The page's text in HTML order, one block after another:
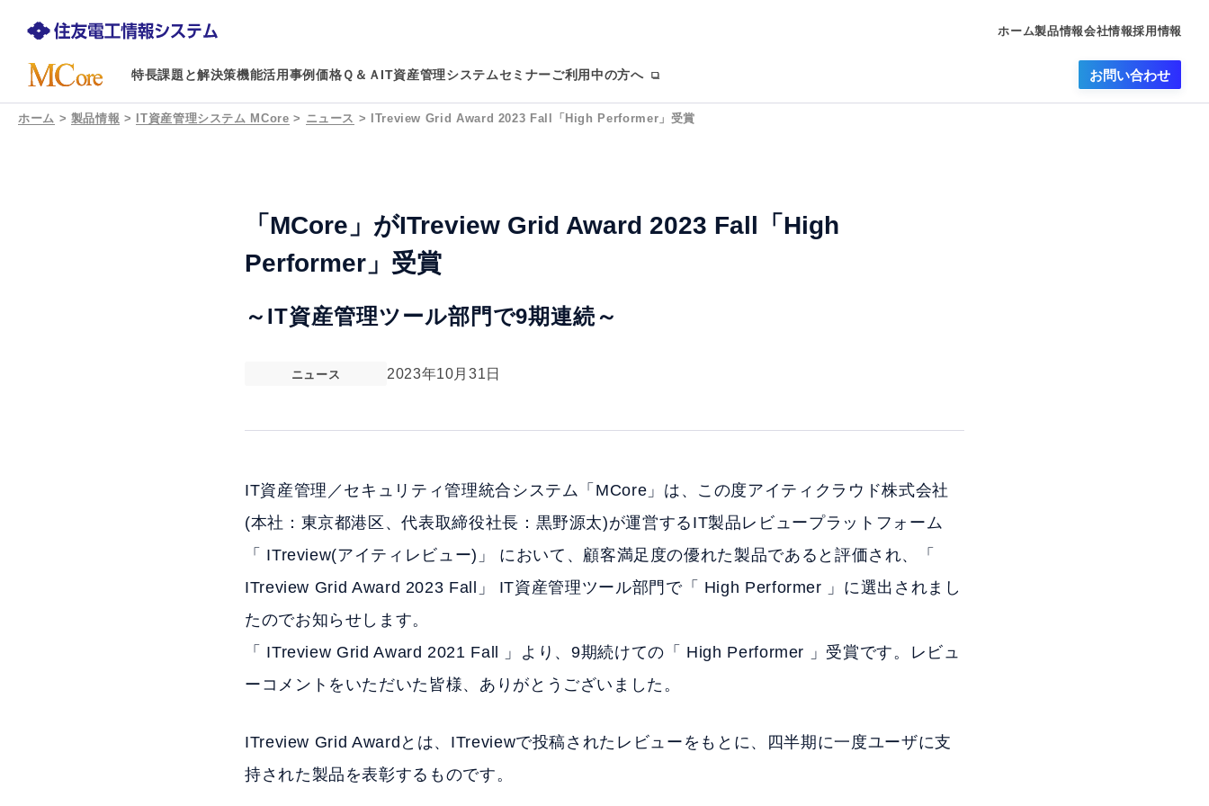
ホーム製品情報会社情報採用情報
特長課題と解決策機能活用事例価格Ｑ＆Ａ IT資産管理システムセミナーご利用中の方へ お問い合わせ
ホーム > 製品情報 > IT資産管理システム MCore > ニュース > ITreview Grid Award 2023 Fall「High Performer」受賞
「MCore」がITreview Grid Award 2023 Fall「High
Performer」受賞
～IT資産管理ツール部門で9期連続～
ニュース 2023年10月31日
IT資産管理／セキュリティ管理統合システム「MCore」は、この度アイティクラウド株式会社
(本社：東京都港区、代表取締役社長：黒野源太)が運営するIT製品レビュープラットフォーム
「 ITreview(アイティレビュー)」 において、顧客満足度の優れた製品であると評価され、「
ITreview Grid Award 2023 Fall」 IT資産管理ツール部門で「 High Performer 」に選出されまし
たのでお知らせします。
「 ITreview Grid Award 2021 Fall 」より、9期続けての「 High Performer 」受賞です。レビュ
ーコメントをいただいた皆様、ありがとうございました。
ITreview Grid Awardとは、ITreviewで投稿されたレビューをもとに、四半期に一度ユーザに支
持された製品を表彰するものです。